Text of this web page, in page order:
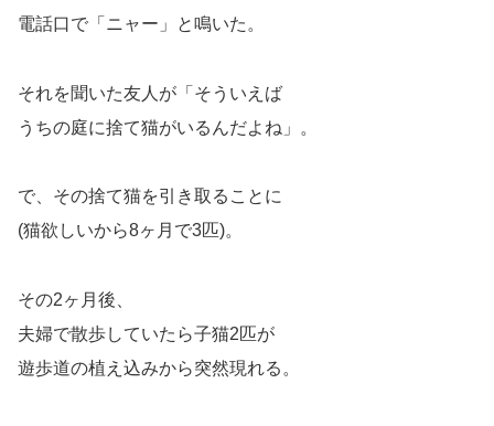
電話口で「ニャー」と鳴いた。
それを聞いた友人が「そういえば
うちの庭に捨て猫がいるんだよね」。
で、その捨て猫を引き取ることに
(猫欲しいから8ヶ月で3匹)。
その2ヶ月後、
夫婦で散歩していたら子猫2匹が
遊歩道の植え込みから突然現れる。